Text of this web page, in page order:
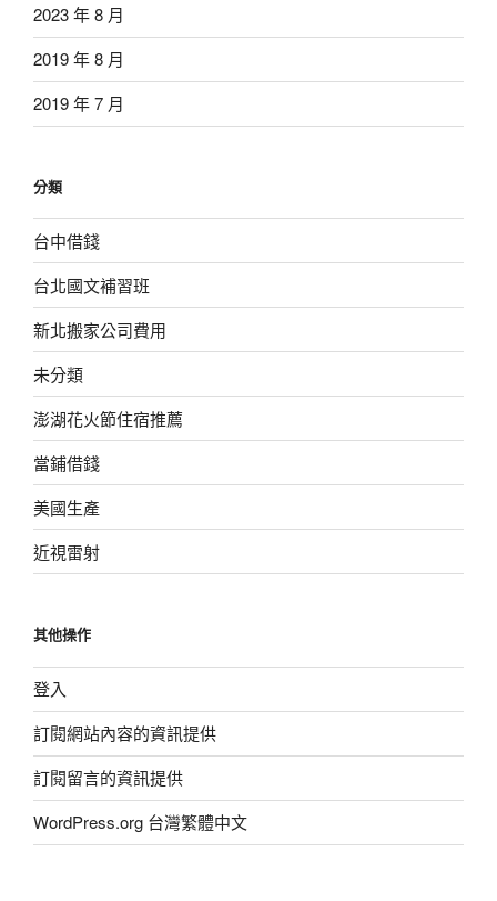
2023 年 8 月
2019 年 8 月
2019 年 7 月
分類
台中借錢
台北國文補習班
新北搬家公司費用
未分類
澎湖花火節住宿推薦
當鋪借錢
美國生產
近視雷射
其他操作
登入
訂閱網站內容的資訊提供
訂閱留言的資訊提供
WordPress.org 台灣繁體中文